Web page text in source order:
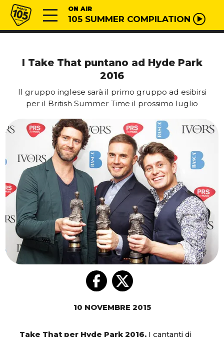
Vai al contenuto
Radio 105 ON AIR
105 SUMMER COMPILATION
I Take That puntano ad Hyde Park
2016
Il gruppo inglese sarà il primo gruppo ad esibirsi
per il British Summer Time il prossimo luglio
10 NOVEMBRE 2015
Take That per Hyde Park 2016. I cantanti di